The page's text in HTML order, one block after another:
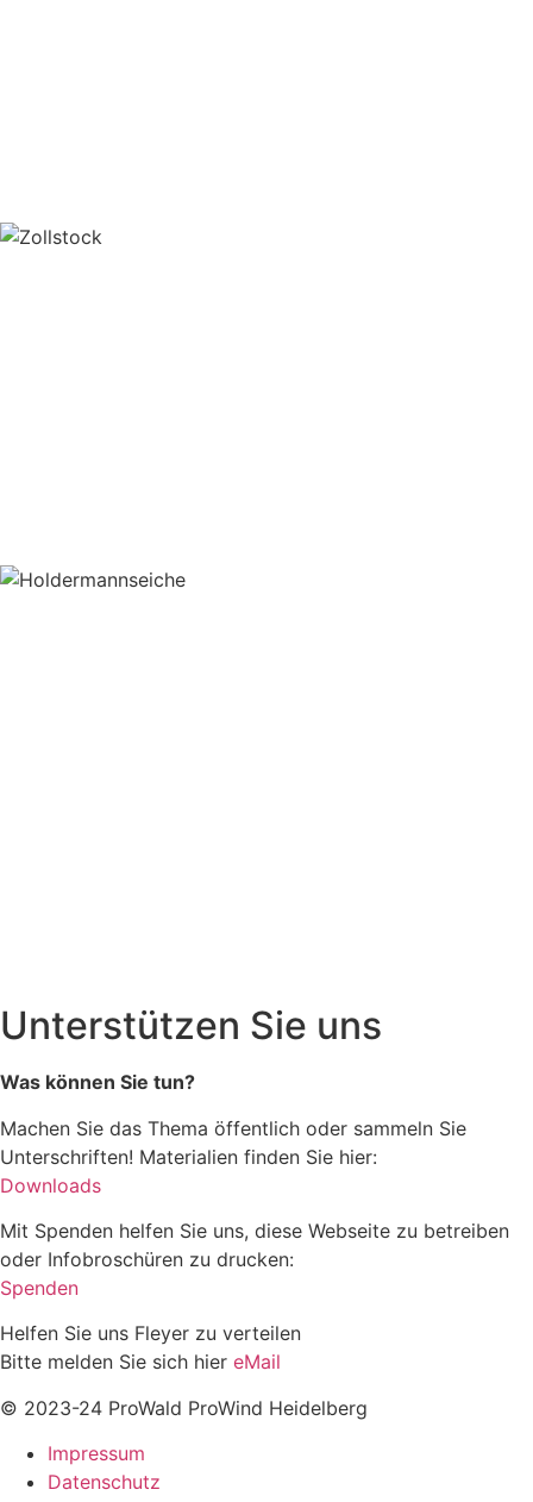
Unterstützen Sie uns
Was können Sie tun?
Machen Sie das Thema öffentlich oder sammeln Sie
Unterschriften! Materialien finden Sie hier:
Downloads
Mit Spenden helfen Sie uns, diese Webseite zu betreiben
oder Infobroschüren zu drucken:
Spenden
Helfen Sie uns Fleyer zu verteilen
Bitte melden Sie sich hier eMail
© 2023-24 ProWald ProWind Heidelberg
Impressum
Datenschutz